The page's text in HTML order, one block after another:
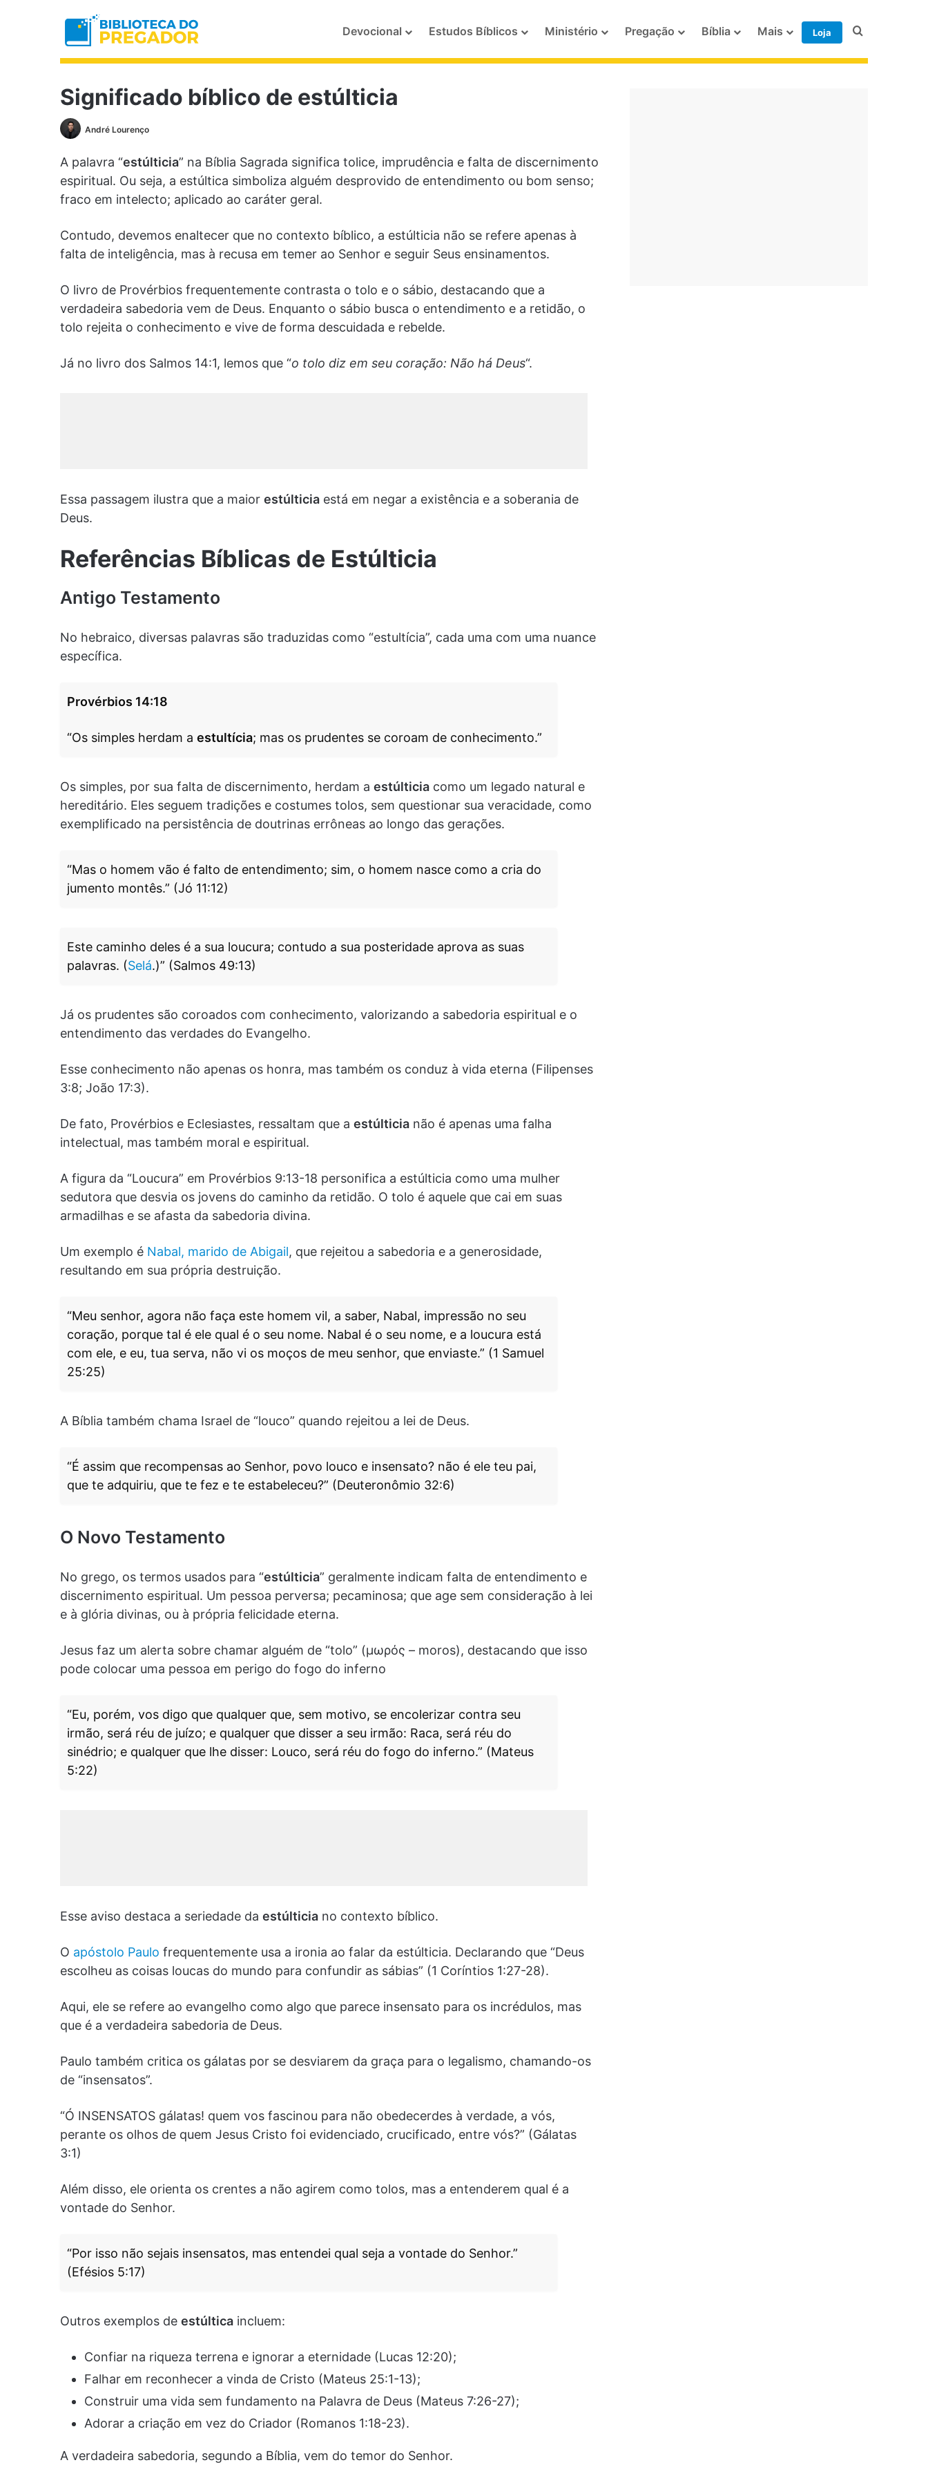
Devocional Estudos Bíblicos Ministério Pregação Bíblia Mais Loja Procurar por
Significado bíblico de estúlticia
André Lourenço
A palavra “estúlticia” na Bíblia Sagrada significa tolice, imprudência e falta de discernimento
espiritual. Ou seja, a estúltica simboliza alguém desprovido de entendimento ou bom senso;
fraco em intelecto; aplicado ao caráter geral.
Contudo, devemos enaltecer que no contexto bíblico, a estúlticia não se refere apenas à
falta de inteligência, mas à recusa em temer ao Senhor e seguir Seus ensinamentos.
O livro de Provérbios frequentemente contrasta o tolo e o sábio, destacando que a
verdadeira sabedoria vem de Deus. Enquanto o sábio busca o entendimento e a retidão, o
tolo rejeita o conhecimento e vive de forma descuidada e rebelde.
Já no livro dos Salmos 14:1, lemos que “o tolo diz em seu coração: Não há Deus“.
Essa passagem ilustra que a maior estúlticia está em negar a existência e a soberania de
Deus.
Referências Bíblicas de Estúlticia
Antigo Testamento
No hebraico, diversas palavras são traduzidas como “estultícia”, cada uma com uma nuance
específica.
Provérbios 14:18
“Os simples herdam a estultícia; mas os prudentes se coroam de conhecimento.”
Os simples, por sua falta de discernimento, herdam a estúlticia como um legado natural e
hereditário. Eles seguem tradições e costumes tolos, sem questionar sua veracidade, como
exemplificado na persistência de doutrinas errôneas ao longo das gerações.
“Mas o homem vão é falto de entendimento; sim, o homem nasce como a cria do
jumento montês.” (Jó 11:12)
Este caminho deles é a sua loucura; contudo a sua posteridade aprova as suas
palavras. (Selá.)” (Salmos 49:13)
Já os prudentes são coroados com conhecimento, valorizando a sabedoria espiritual e o
entendimento das verdades do Evangelho.
Esse conhecimento não apenas os honra, mas também os conduz à vida eterna (Filipenses
3:8; João 17:3).
De fato, Provérbios e Eclesiastes, ressaltam que a estúlticia não é apenas uma falha
intelectual, mas também moral e espiritual.
A figura da “Loucura” em Provérbios 9:13-18 personifica a estúlticia como uma mulher
sedutora que desvia os jovens do caminho da retidão. O tolo é aquele que cai em suas
armadilhas e se afasta da sabedoria divina.
Um exemplo é Nabal, marido de Abigail, que rejeitou a sabedoria e a generosidade,
resultando em sua própria destruição.
“Meu senhor, agora não faça este homem vil, a saber, Nabal, impressão no seu
coração, porque tal é ele qual é o seu nome. Nabal é o seu nome, e a loucura está
com ele, e eu, tua serva, não vi os moços de meu senhor, que enviaste.” (1 Samuel
25:25)
A Bíblia também chama Israel de “louco” quando rejeitou a lei de Deus.
“É assim que recompensas ao Senhor, povo louco e insensato? não é ele teu pai,
que te adquiriu, que te fez e te estabeleceu?” (Deuteronômio 32:6)
O Novo Testamento
No grego, os termos usados para “estúlticia” geralmente indicam falta de entendimento e
discernimento espiritual. Um pessoa perversa; pecaminosa; que age sem consideração à lei
e à glória divinas, ou à própria felicidade eterna.
Jesus faz um alerta sobre chamar alguém de “tolo” (μωρός – moros), destacando que isso
pode colocar uma pessoa em perigo do fogo do inferno
“Eu, porém, vos digo que qualquer que, sem motivo, se encolerizar contra seu
irmão, será réu de juízo; e qualquer que disser a seu irmão: Raca, será réu do
sinédrio; e qualquer que lhe disser: Louco, será réu do fogo do inferno.” (Mateus
5:22)
Esse aviso destaca a seriedade da estúlticia no contexto bíblico.
O apóstolo Paulo frequentemente usa a ironia ao falar da estúlticia. Declarando que “Deus
escolheu as coisas loucas do mundo para confundir as sábias” (1 Coríntios 1:27-28).
Aqui, ele se refere ao evangelho como algo que parece insensato para os incrédulos, mas
que é a verdadeira sabedoria de Deus.
Paulo também critica os gálatas por se desviarem da graça para o legalismo, chamando-os
de “insensatos”.
“Ó INSENSATOS gálatas! quem vos fascinou para não obedecerdes à verdade, a vós,
perante os olhos de quem Jesus Cristo foi evidenciado, crucificado, entre vós?” (Gálatas
3:1)
Além disso, ele orienta os crentes a não agirem como tolos, mas a entenderem qual é a
vontade do Senhor.
“Por isso não sejais insensatos, mas entendei qual seja a vontade do Senhor.”
(Efésios 5:17)
Outros exemplos de estúltica incluem:
Confiar na riqueza terrena e ignorar a eternidade (Lucas 12:20);
Falhar em reconhecer a vinda de Cristo (Mateus 25:1-13);
Construir uma vida sem fundamento na Palavra de Deus (Mateus 7:26-27);
Adorar a criação em vez do Criador (Romanos 1:18-23).
A verdadeira sabedoria, segundo a Bíblia, vem do temor do Senhor.